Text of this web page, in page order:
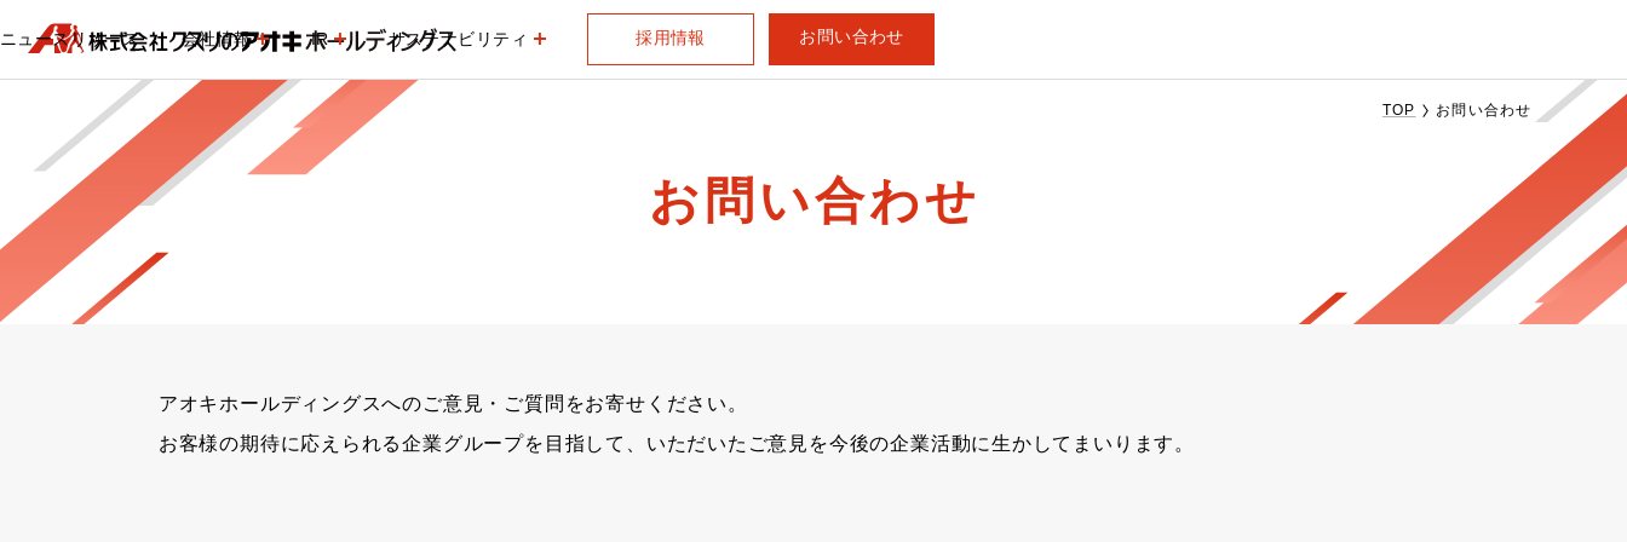
ニュースリリース 会社情報 IR サステナビリティ 採用情報 お問い合わせ
お問い合わせ
TOP お問い合わせ
アオキホールディングスへのご意見・ご質問をお寄せください。
お客様の期待に応えられる企業グループを目指して、いただいたご意見を今後の企業活動に生かしてまいります。